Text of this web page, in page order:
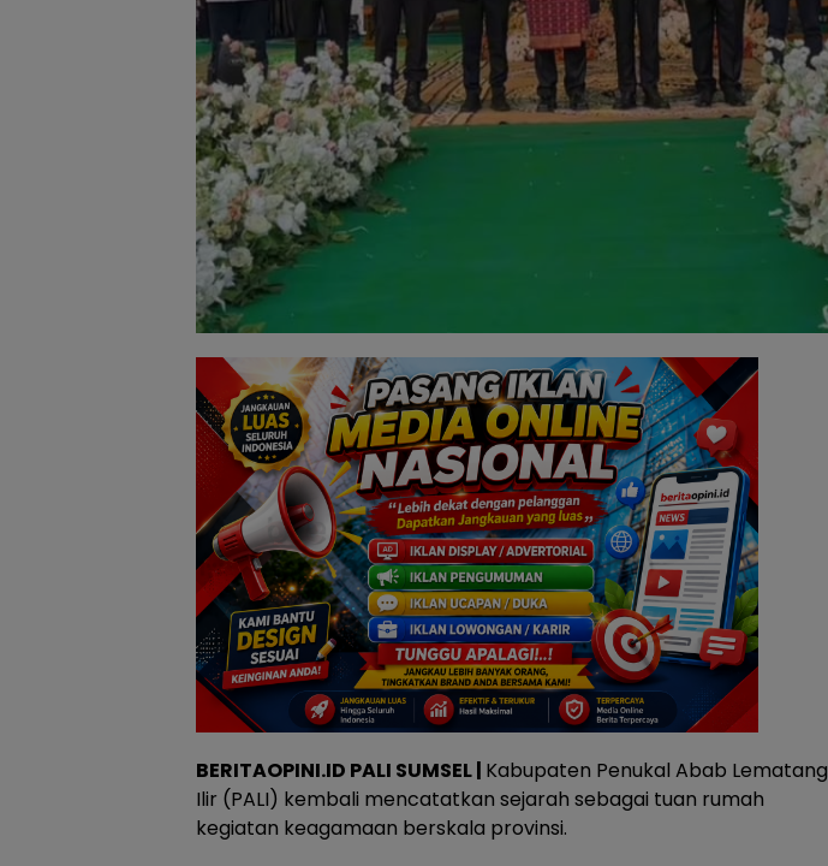
BERITAOPINI.ID PALI SUMSEL | Kabupaten Penukal Abab Lematang
Ilir (PALI) kembali mencatatkan sejarah sebagai tuan rumah
kegiatan keagamaan berskala provinsi.